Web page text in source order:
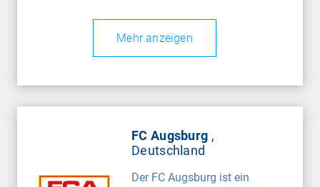
Mehr anzeigen
FC Augsburg ,
Deutschland
Der FC Augsburg ist ein